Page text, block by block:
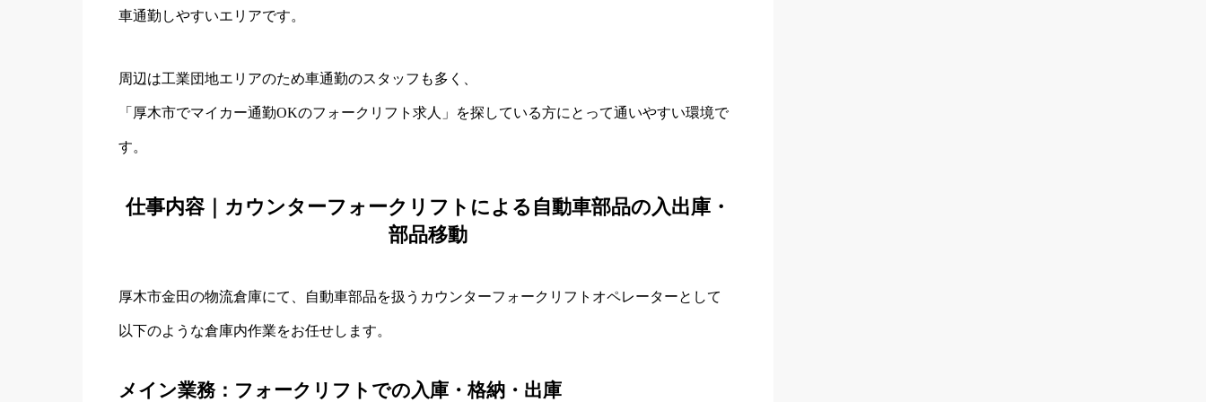
車通勤しやすいエリアです。
周辺は工業団地エリアのため車通勤のスタッフも多く、
「厚木市でマイカー通勤OKのフォークリフト求人」を探している方にとって通いやすい環境で
す。
仕事内容｜カウンターフォークリフトによる自動車部品の入出庫・
部品移動
厚木市金田の物流倉庫にて、自動車部品を扱うカウンターフォークリフトオペレーターとして
以下のような倉庫内作業をお任せします。
メイン業務：フォークリフトでの入庫・格納・出庫